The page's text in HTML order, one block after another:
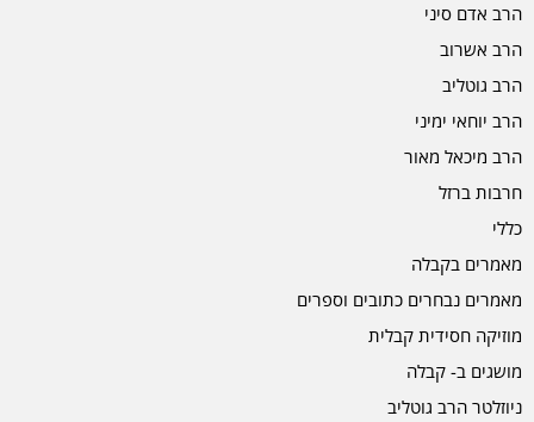
הרב אדם סיני
הרב אשרוב
הרב גוטליב
הרב יוחאי ימיני
הרב מיכאל מאור
חרבות ברזל
כללי
מאמרים בקבלה
מאמרים נבחרים כתובים וספרים
מוזיקה חסידית קבלית
מושגים ב- קבלה
ניוזלטר הרב גוטליב